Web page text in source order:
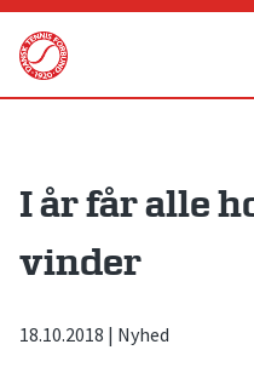
Skip
content
I år får alle
vinder
18.10.2018 | Nyhed